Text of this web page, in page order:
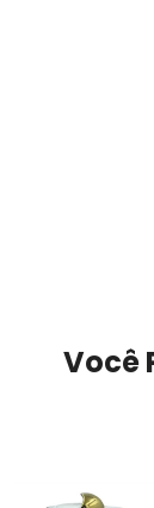
Você